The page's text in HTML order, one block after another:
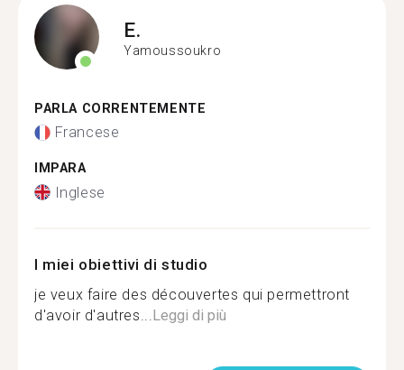
E.
Yamoussoukro
PARLA CORRENTEMENTE
Francese
IMPARA
Inglese
I miei obiettivi di studio
je veux faire des découvertes qui permettront
d'avoir d'autres... Leggi di più